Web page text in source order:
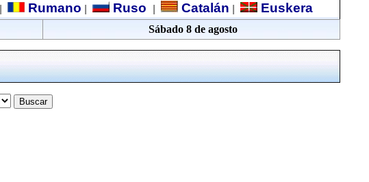
Rumano Ruso Catalán Euskera
Sábado 8 de agosto